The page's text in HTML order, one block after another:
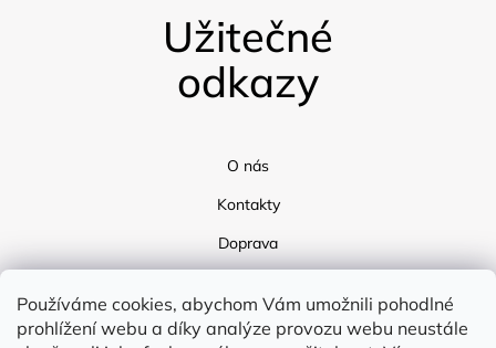
Používáme cookies, abychom Vám umožnili pohodlné
prohlížení webu a díky analýze provozu webu neustále
Užitečné
odkazy
O nás
Kontakty
Doprava